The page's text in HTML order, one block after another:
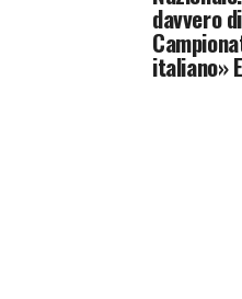
davvero
italiano»